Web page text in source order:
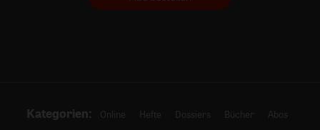
Kategorien: Online Hefte Dossiers Bücher Abos